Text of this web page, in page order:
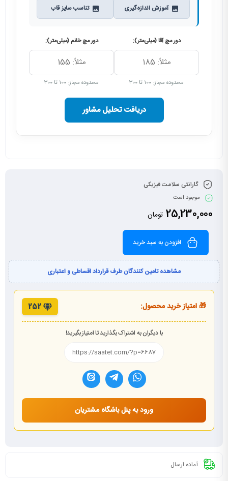
آموزش اندازه‌گیری تناسب سایز قاب
دور مچ آقا (میلی‌متر):
محدوده مجاز: ۱۰۰ تا ۳۰۰
دور مچ خانم (میلی‌متر):
محدوده مجاز: ۱۰۰ تا ۳۰۰
دریافت تحلیل مشاور
گارانتی سلامت فیزیکی
موجود است
25,230,000 تومان
افزودن به سبد خرید
مشاهده تامین کنندگان طرف قرارداد اقساطی و اعتباری
🎁 امتیاز خرید محصول: 252
با دیگران به اشتراک بگذارید تا امتیاز بگیرید!
ورود به پنل باشگاه مشتریان
آماده ارسال